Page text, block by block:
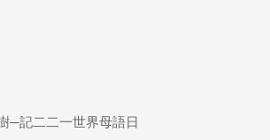
─記二二一世界母語日